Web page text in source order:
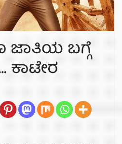
ಜಾತಿಯ ಬಗ್ಗೆ
ಕಾಟೇರ